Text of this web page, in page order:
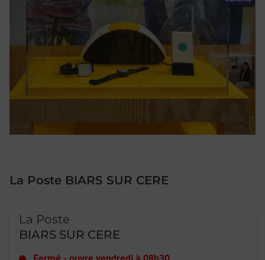
La Poste BIARS SUR CERE
La Poste
BIARS SUR CERE